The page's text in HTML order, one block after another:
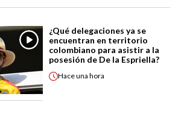
¿Qué delegaciones ya se
encuentran en territorio
colombiano para asistir a la
posesión de De la Espriella?
Haceuna hora